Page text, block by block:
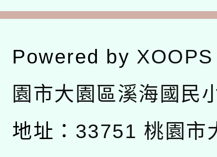
Powered by XOOPS
園市大園區溪海國民
地址： 33751 桃園市